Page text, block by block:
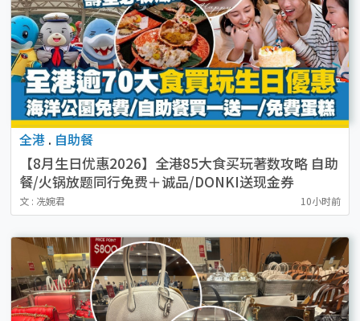
全港 . 自助餐
【8月生日优惠2026】全港85大食买玩著数攻略 自助
餐/火锅放题同行免费＋诚品/DONKI送现金券
文 : 冼婉君 10小时前